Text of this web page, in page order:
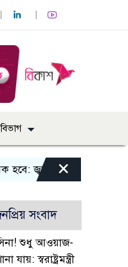
মন্ত্রী ×
সংবাদ
শুধু আওয়াজ-
যায়: স্বরাষ্ট্রমন্ত্রী